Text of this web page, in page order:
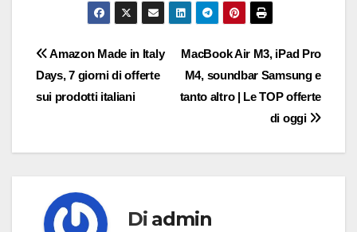
Navigazione
articoli
MacBook Air M3, iPad Pro
M4, soundbar Samsung e
tanto altro | Le TOP offerte
di oggi
Amazon Made in Italy
Days, 7 giorni di offerte
sui prodotti italiani
Di admin